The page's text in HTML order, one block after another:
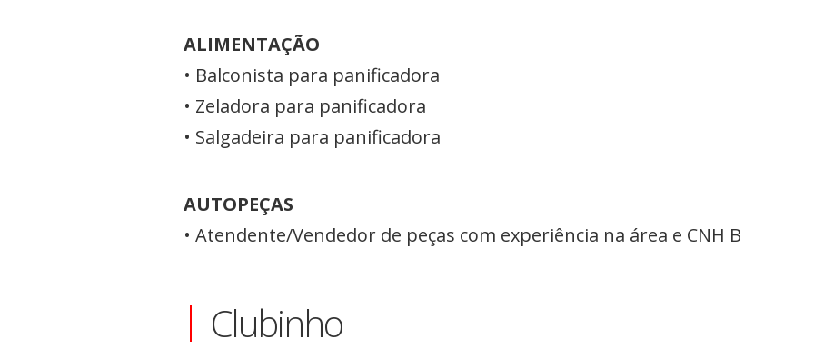
ALIMENTAÇÃO
• Balconista para panificadora
• Zeladora para panificadora
• Salgadeira para panificadora
AUTOPEÇAS
• Atendente/Vendedor de peças com experiência na área e CNH B
Clubinho